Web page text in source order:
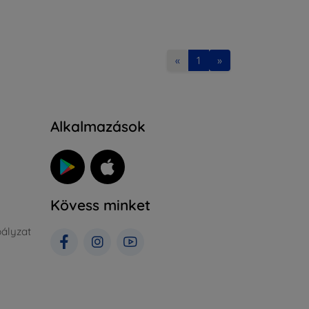
« 1 »
Alkalmazások
Kövess minket